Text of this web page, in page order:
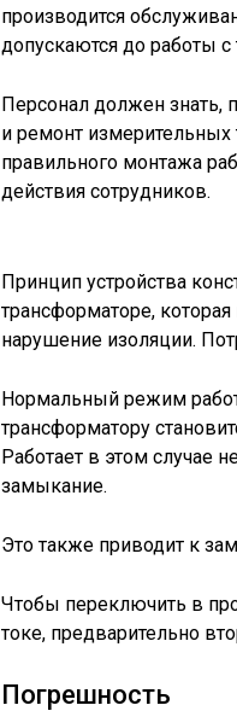
производится
допускаются до работы
Персонал должен знать,
и ремонт
правильного монтажа
действия сотрудников.
Принцип устройства
трансформаторе,
нарушение изоляции.
Нормальный режим
трансформатору
Работает в этом случае
замыкание.
Это также приводит к
Чтобы переключить в
токе, предварительно
Погрешность